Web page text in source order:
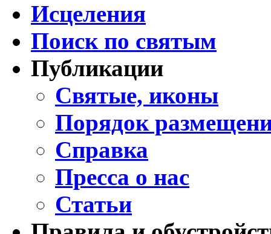
Исцеления
Поиск по святым
Публикации
Святые, иконы
Порядок
Справка
Пресса о нас
Статьи